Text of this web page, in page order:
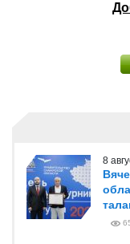
8